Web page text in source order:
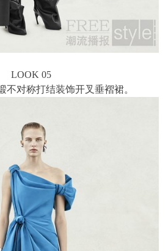
LOOK 05
不对称打结装饰开叉垂褶裙。